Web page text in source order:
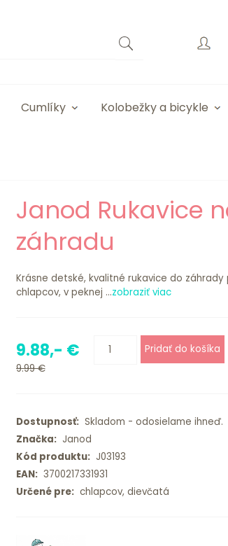
Cumlíky Kolobežky a bicykle
Janod Rukavice
záhradu
Krásne detské, kvalitné rukavice do
chlapcov, v peknej ...zobraziť viac
9.88,- €
9.99 €
Dostupnosť:Skladom - odosielame ihneď.
Značka:Janod
Kód produktu:J03193
EAN:3700217331931
Určené pre:chlapcov, dievčatá